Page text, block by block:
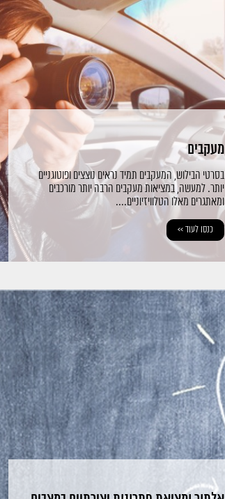
מעקבים
בסרטי הבילוש, המעקבים תמיד נראים נוצצים ופוטוגניים
יותר. למעשה, במציאות מעקבים הרבה יותר מורכבים
ומאתגרים מאלו הטלוויזיוניים....
כנסו לעוד >>